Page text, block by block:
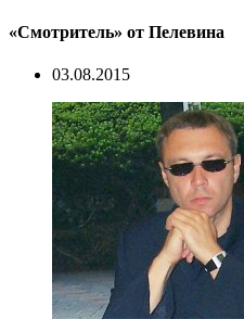
«Смотритель» от Пелевина
03.08.2015